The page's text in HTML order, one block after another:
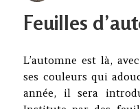
Feuilles
L’automne est là,
ses couleurs qui
année, il sera